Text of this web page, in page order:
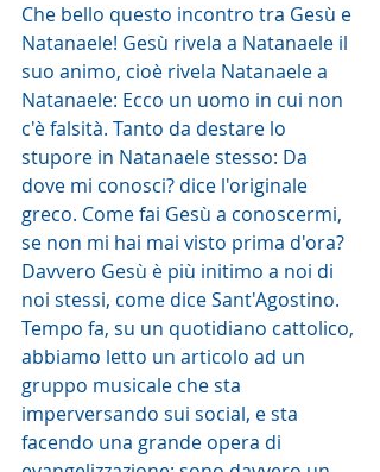
Che bello questo incontro tra Gesù e
Natanaele! Gesù rivela a Natanaele il
suo animo, cioè rivela Natanaele a
Natanaele: Ecco un uomo in cui non
c'è falsità. Tanto da destare lo
stupore in Natanaele stesso: Da
dove mi conosci? dice l'originale
greco. Come fai Gesù a conoscermi,
se non mi hai mai visto prima d'ora?
Davvero Gesù è più initimo a noi di
noi stessi, come dice Sant'Agostino.
Tempo fa, su un quotidiano cattolico,
abbiamo letto un articolo ad un
gruppo musicale che sta
imperversando sui social, e sta
facendo una grande opera di